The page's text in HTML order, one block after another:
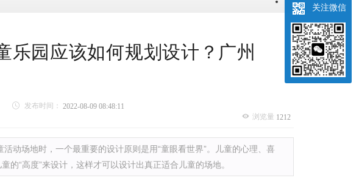
乐园应该如何规划设计？广州
发布时间： 2022-08-09 08:48:11
浏览量 1212
动场地时，一个最重要的设计原则是用“童眼看世界”。儿童的心理、喜
“高度”来设计，这样才可以设计出真正适合儿童的场地。
关注微信